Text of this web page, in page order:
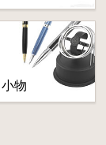
小物